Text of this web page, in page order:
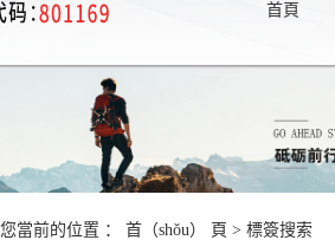
首頁
您當前的位置 ： 首（shǒu） 頁 > 標簽搜索